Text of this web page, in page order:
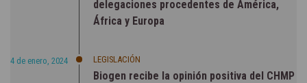
delegaciones procedentes de América,
África y Europa
4 de enero, 2024 LEGISLACIÓN
Biogen recibe la opinión positiva del CHMP